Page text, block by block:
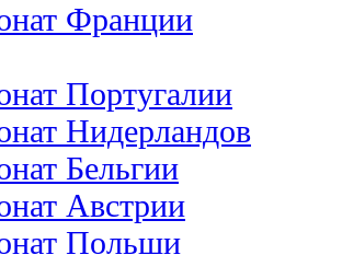
Франции
Португалии
Нидерландов
Бельгии
Австрии
Польши